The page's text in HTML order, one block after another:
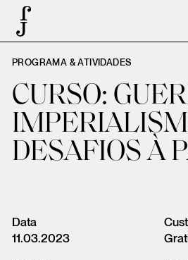
José Saramago
Programação
A Fundação
Parceiros
Loja
Carrinho
PROGRAMA & ATIVIDADES
CURSO:
DESAFIOS À
Data
11.03.2023